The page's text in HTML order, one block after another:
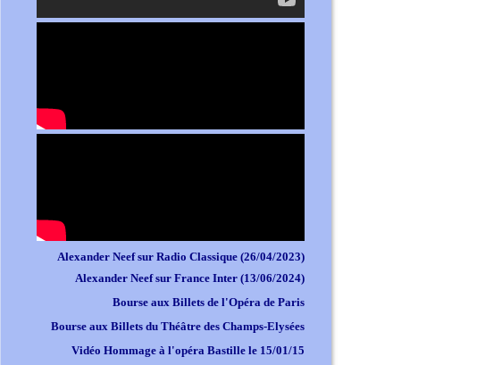
Alexander Neef sur Radio Classique (26/04/2023)
Alexander Neef sur France Inter (13/06/2024)
Bourse aux Billets de l'Opéra de Paris
Bourse aux Billets du Théâtre des Champs-Elysées
Vidéo Hommage à l'opéra Bastille le 15/01/15